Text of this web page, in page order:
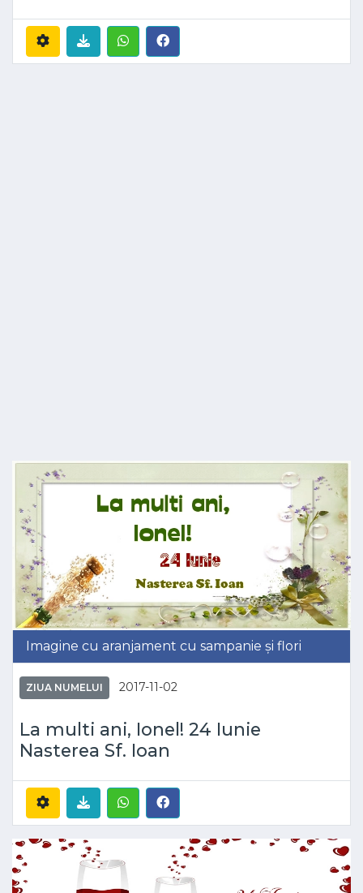
Imagine cu aranjament cu sampanie și flori
ZIUA NUMELUI 2017-11-02
La multi ani, Ionel! 24 Iunie
Nasterea Sf. Ioan